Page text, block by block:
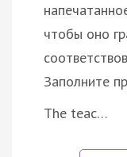
чтобы оно
Заполните
The teac…